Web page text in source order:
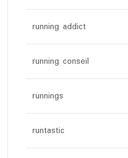
running addict
running conseil
runnings
runtastic